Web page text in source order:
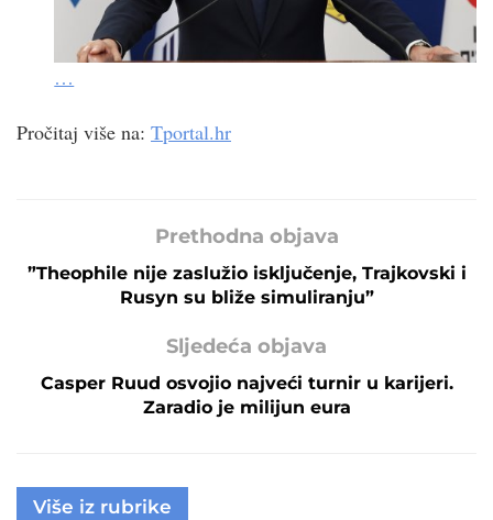
…
Pročitaj više na: Tportal.hr
Prethodna objava
”Theophile nije zaslužio isključenje, Trajkovski i
Rusyn su bliže simuliranju”
Sljedeća objava
Casper Ruud osvojio najveći turnir u karijeri.
Zaradio je milijun eura
Više iz rubrike